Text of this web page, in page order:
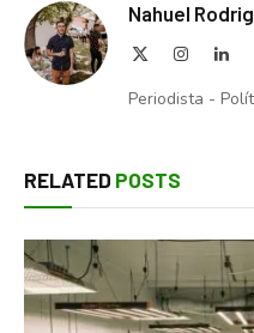
Nahuel
Instagram
Periodista -
RELATED POSTS